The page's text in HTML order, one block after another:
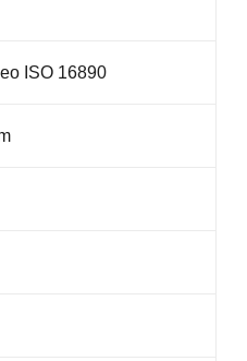
ISO 16890